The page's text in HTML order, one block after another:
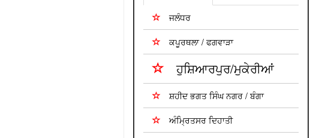
ਜਲੰਧਰ
ਕਪੂਰਥਲਾ / ਫਗਵਾੜਾ
ਹੁਸ਼ਿਆਰਪੁਰ/ਮੁਕੇਰੀਆਂ
ਸ਼ਹੀਦ ਭਗਤ ਸਿੰਘ ਨਗਰ / ਬੰਗਾ
ਅੰਮ੍ਰਿਤਸਰ ਦਿਹਾਤੀ